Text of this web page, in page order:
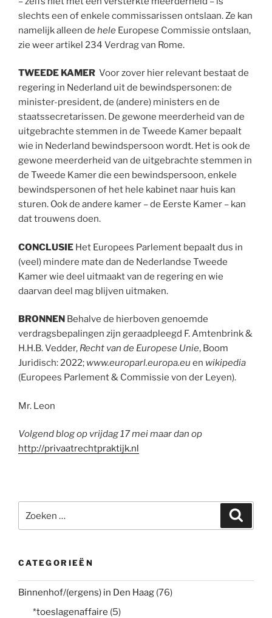
slechts een of enkele commissarissen ontslaan. Ze kan
namelijk alleen de hele Europese Commissie ontslaan,
zie weer artikel 234 Verdrag van Rome.
TWEEDE KAMER Voor zover hier relevant bestaat de
regering in Nederland uit de bewindspersonen: de
minister-president, de (andere) ministers en de
staatssecretarissen. De gewone meerderheid van de
uitgebrachte stemmen in de Tweede Kamer bepaalt
wie in Nederland bewindspersoon wordt. Het is ook de
gewone meerderheid van de uitgebrachte stemmen in
de Tweede Kamer die een bewindspersoon, enkele
bewindspersonen of het hele kabinet naar huis kan
sturen. Ook de andere kamer – de Eerste Kamer – kan
dat trouwens doen.
CONCLUSIE Het Europees Parlement bepaalt dus in
(veel) mindere mate dan de Nederlandse Tweede
Kamer wie deel uitmaakt van de regering en wie
daarvan deel mag blijven uitmaken.
BRONNEN Behalve de hierboven genoemde
verdragsbepalingen zijn geraadpleegd F. Amtenbrink &
H.H.B. Vedder, Recht van de Europese Unie, Boom
Juridisch: 2022; www.europarl.europa.eu en wikipedia
(Europees Parlement & Commissie von der Leyen).
Mr. Leon
Volgend blog op vrijdag 17 mei maar dan op
http://privaatrechtpraktijk.nl
naar:
CATEGORIEËN
Binnenhof/(ergens) in Den Haag (76)
*toeslagenaffaire (5)